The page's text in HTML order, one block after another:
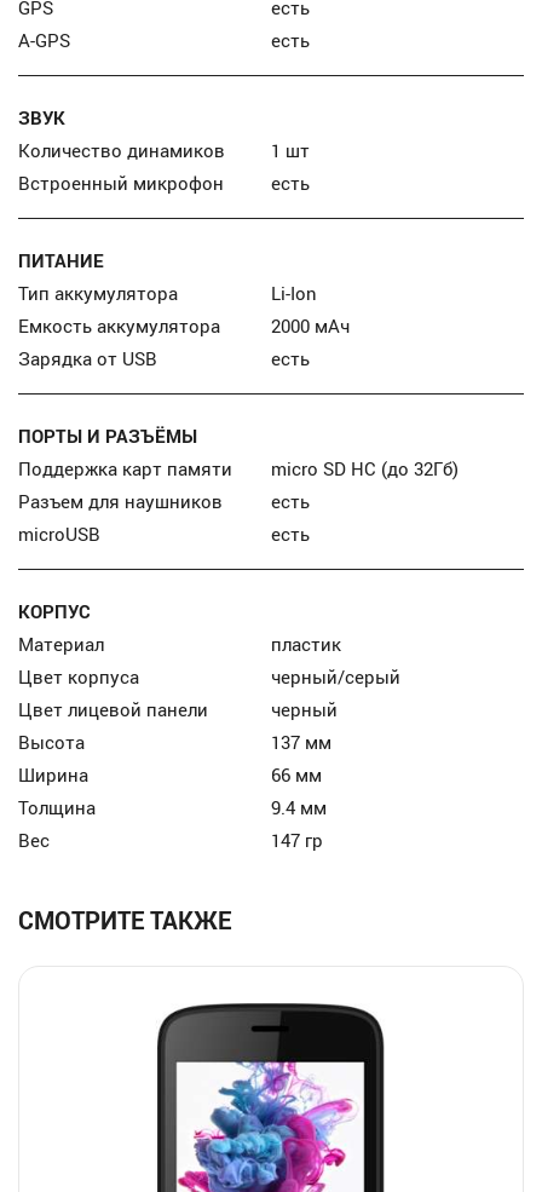
GPS
есть
A-GPS
есть
ЗВУК
Количество динамиков
1 шт
Встроенный микрофон
есть
ПИТАНИЕ
Тип аккумулятора
Li-Ion
Емкость аккумулятора
2000 мАч
Зарядка от USB
есть
ПОРТЫ И РАЗЪЁМЫ
Поддержка карт памяти
micro SD HC (до 32Гб)
Разъем для наушников
есть
microUSB
есть
КОРПУС
Материал
пластик
Цвет корпуса
черный/серый
Цвет лицевой панели
черный
Высота
137 мм
Ширина
66 мм
Толщина
9.4 мм
Вес
147 гр
СМОТРИТЕ ТАКЖЕ